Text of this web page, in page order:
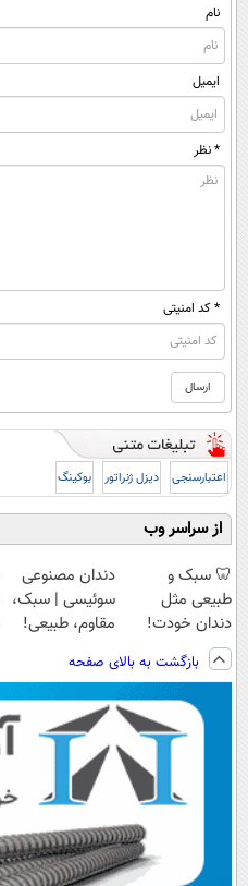
نام
ایمیل
* نظر
* کد امنیتی
اعتبارسنجی دیزل ژنراتور بوکینگ
از سراسر وب
🦷 سبک و
طبیعی مثل
دندان خودت!
نصب آسان و
پرداخت اقساطی
💳 📍 تهران
دندان مصنوعی
سوئیسی | سبک،
مقاوم، طبیعی!
رایگان+پرداخت
اقساطی😍
بازگشت به بالای صفحه